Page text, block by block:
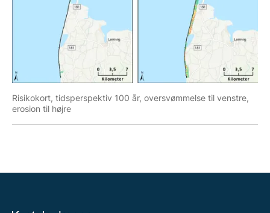
Risikokort, tidsperspektiv 100 år, oversvømmelse til venstre,
erosion til højre